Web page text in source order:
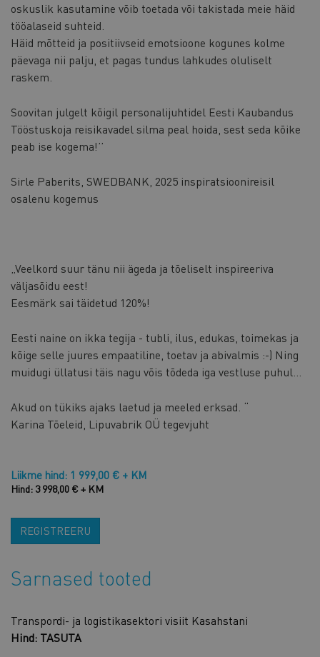
oskuslik kasutamine võib toetada või takistada meie häid
tööalaseid suhteid.
Häid mõtteid ja positiivseid emotsioone kogunes kolme
päevaga nii palju, et pagas tundus lahkudes oluliselt
raskem.
Soovitan julgelt kõigil personalijuhtidel Eesti Kaubandus
Tööstuskoja reisikavadel silma peal hoida, sest seda kõike
peab ise kogema!’’
Sirle Paberits, SWEDBANK, 2025 inspiratsioonireisil
osalenu kogemus
„Veelkord suur tänu nii ägeda ja tõeliselt inspireeriva
väljasõidu eest!
Eesmärk sai täidetud 120%!
Eesti naine on ikka tegija - tubli, ilus, edukas, toimekas ja
kõige selle juures empaatiline, toetav ja abivalmis :-) Ning
muidugi üllatusi täis nagu võis tõdeda iga vestluse puhul...
Akud on tükiks ajaks laetud ja meeled erksad. “
Karina Tõeleid, Lipuvabrik OÜ tegevjuht
Liikme hind: 1 999,00 € + KM
Hind: 3 998,00 € + KM
REGISTREERU
Sarnased tooted
Transpordi- ja logistikasektori visiit Kasahstani
Hind: TASUTA